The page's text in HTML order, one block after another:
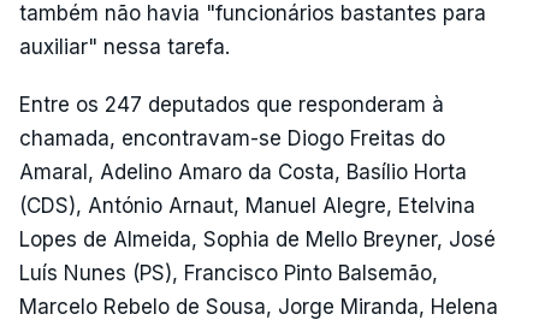
também não havia "funcionários bastantes para
auxiliar" nessa tarefa.
Entre os 247 deputados que responderam à
chamada, encontravam-se Diogo Freitas do
Amaral, Adelino Amaro da Costa, Basílio Horta
(CDS), António Arnaut, Manuel Alegre, Etelvina
Lopes de Almeida, Sophia de Mello Breyner, José
Luís Nunes (PS), Francisco Pinto Balsemão,
Marcelo Rebelo de Sousa, Jorge Miranda, Helena